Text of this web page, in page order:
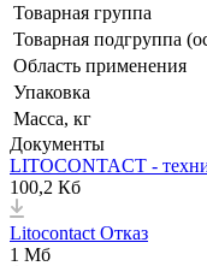
Товарная группа
Товарная подгруппа
Область применения
Упаковка
Масса, кг
Документы
LITOСONTACT -
100,2 Кб
Litocontact Отказ
1 Мб